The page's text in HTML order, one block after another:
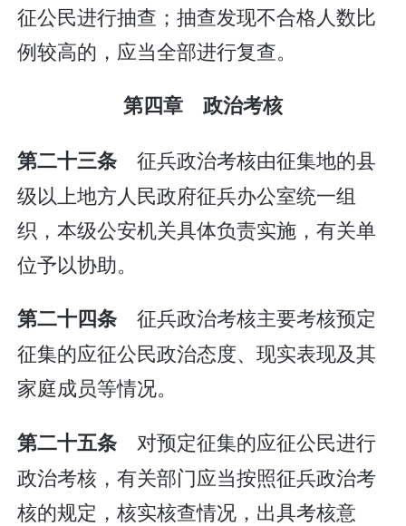
征公民进行抽查；抽查发现不合格人数比
例较高的，应当全部进行复查。
第四章 政治考核
第二十三条 征兵政治考核由征集地的县
级以上地方人民政府征兵办公室统一组
织，本级公安机关具体负责实施，有关单
位予以协助。
第二十四条 征兵政治考核主要考核预定
征集的应征公民政治态度、现实表现及其
家庭成员等情况。
第二十五条 对预定征集的应征公民进行
政治考核，有关部门应当按照征兵政治考
核的规定，核实核查情况，出具考核意